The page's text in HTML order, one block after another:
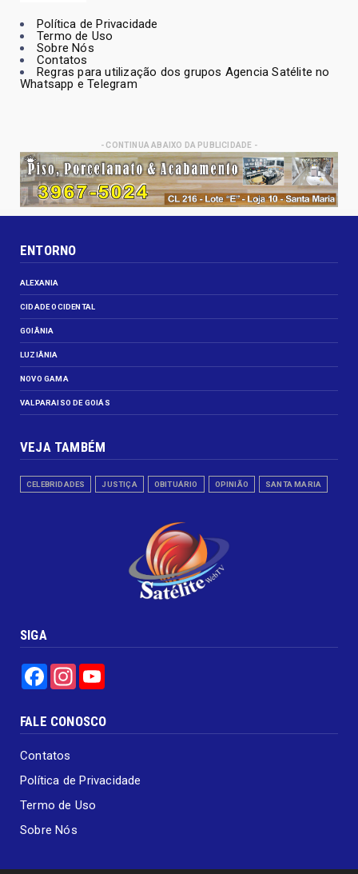
Política de Privacidade
Termo de Uso
Sobre Nós
Contatos
Regras para utilização dos grupos Agencia Satélite no
Whatsapp e Telegram
- CONTINUA ABAIXO DA PUBLICIDADE -
ENTORNO
ALEXANIA
CIDADE OCIDENTAL
GOIÂNIA
LUZIÂNIA
NOVO GAMA
VALPARAISO DE GOIÁS
VEJA TAMBÉM
CELEBRIDADES JUSTIÇA OBITUÁRIO OPINIÃO SANTA MARIA
SIGA
FacebookInstagram
FALE CONOSCO
Contatos
Política de Privacidade
Termo de Uso
Sobre Nós